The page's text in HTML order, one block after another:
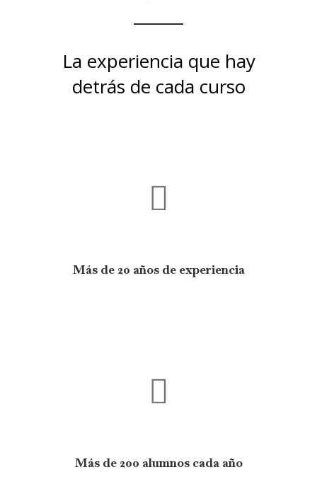
La experiencia que hay
detrás de cada curso
Más de 20 años de experiencia
Más de 200 alumnos cada año